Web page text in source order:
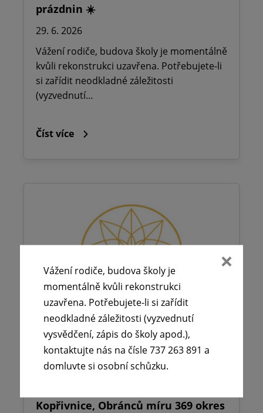
prázdnin ☀️
29. 6. 2026
Vážení rodiče, budova školy je momentálně
kvůli rekonstrukci uzavřena. Potřebujete-li
si zařídit neodkladné záležitosti
(vyzvednutí…
Číst více
🪧Oznámení o udělení ředitelského
Kopřivnice, Obránců míru 369 okres
Vážení rodiče, budova školy je
momentálně kvůli rekonstrukci
uzavřena. Potřebujete-li si zařídit
neodkladné záležitosti (vyzvednutí
vysvědčení, zápis do školy apod.),
kontaktujte nás na čísle 737 263 891 a
domluvte si osobní schůzku.